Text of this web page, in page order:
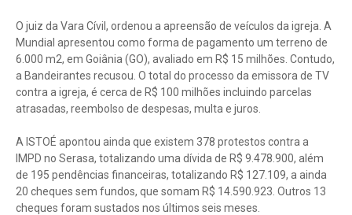
O juiz da Vara Cívil, ordenou a apreensão de veículos da igreja. A
Mundial apresentou como forma de pagamento um terreno de
6.000 m2, em Goiânia (GO), avaliado em R$ 15 milhões. Contudo,
a Bandeirantes recusou. O total do processo da emissora de TV
contra a igreja, é cerca de R$ 100 milhões incluindo parcelas
atrasadas, reembolso de despesas, multa e juros.
A ISTOÉ apontou ainda que existem 378 protestos contra a
IMPD no Serasa, totalizando uma dívida de R$ 9.478.900, além
de 195 pendências financeiras, totalizando R$ 127.109, a ainda
20 cheques sem fundos, que somam R$ 14.590.923. Outros 13
cheques foram sustados nos últimos seis meses.